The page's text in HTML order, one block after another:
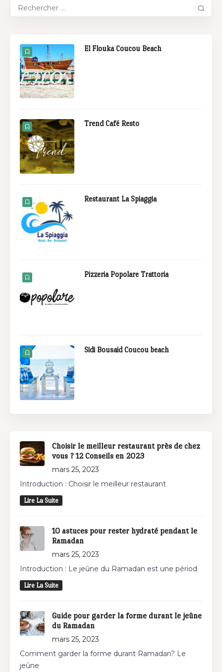
El Flouka Coucou Beach
Trend Café Resto
Restaurant La Spiaggia
Pizzeria Popolare Trattoria
Sidi Bousaid Coucou beach
Choisir le meilleur restaurant près de chez
vous ? 12 Conseils en 2023
mars 25, 2023
Introduction : Choisir le meilleur restaurant
Lire La Suite
10 astuces pour rester hydraté pendant le
Ramadan
mars 25, 2023
Introduction : Le jeûne du Ramadan est une périod
Lire La Suite
Guide pour garder la forme durant le jeûne
du Ramadan
mars 25, 2023
Comment garder la forme durant Ramadan? Le
jeûne